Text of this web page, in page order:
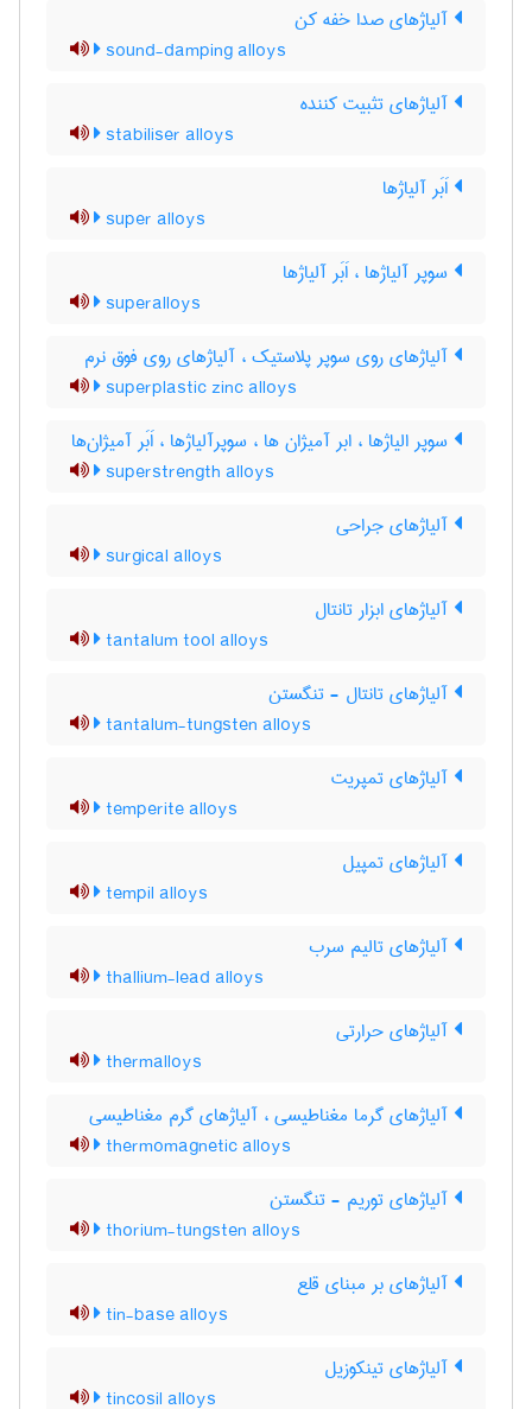
آلیاژهای صدا خفه کن
sound-damping alloys
آلیاژهای تثبیت کننده
stabiliser alloys
اَبَر آلیاژها
super alloys
سوپر آلیاژها ، اَبَر آلیاژها
superalloys
آلیاژهای روی سوپر پلاستیک ، آلیاژهای روی فوق نرم
superplastic zinc alloys
سوپر الیاژها ، ابر آمیژان ها ، سوپرآلیاژها ، اَبَر آمیژان‌ها
superstrength alloys
آلیاژهای جراحی
surgical alloys
آلیاژهای ابزار تانتال
tantalum tool alloys
آلیاژهای تانتال - تنگستن
tantalum-tungsten alloys
آلیاژهای تمپریت
temperite alloys
آلیاژهای تمپیل
tempil alloys
آلیاژهای تالیم سرب
thallium-lead alloys
آلیاژهای حرارتی
thermalloys
آلیاژهای گرما مغناطیسی ، آلیاژهای گرم مغناطیسی
thermomagnetic alloys
آلیاژهای توریم - تنگستن
thorium-tungsten alloys
آلیاژهای بر مبنای قلع
tin-base alloys
آلیاژهای تینکوزیل
tincosil alloys